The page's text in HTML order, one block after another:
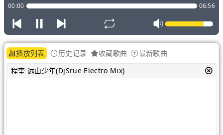
00:00 06:56
播放列表 历史记录 收藏歌曲
最新歌曲
程奎 远山少年(DjSrue Electro Mix)